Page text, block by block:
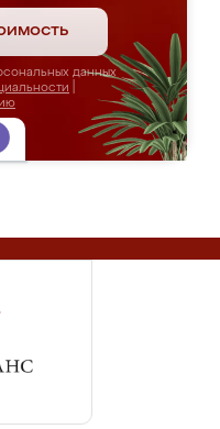
данных